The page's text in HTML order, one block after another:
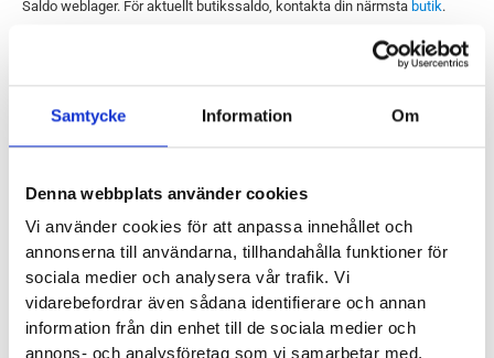
Samtycke Information Om
Denna webbplats använder cookies
Vi använder cookies för att anpassa innehållet och
annonserna till användarna, tillhandahålla funktioner för
sociala medier och analysera vår trafik. Vi
vidarebefordrar även sådana identifierare och annan
information från din enhet till de sociala medier och
annons- och analysföretag som vi samarbetar med.
Saldo weblager. För aktuellt butikssaldo, kontakta din närmsta butik.
Produktegenskaper
utfällbara broddar. Ett lysande alternativ till vintern för att
både hålla värmen och enkelt få grepp när halkan slår till.
Ovandelen på Eskimo Drayton är tillverkad av ett vattentätt
softshell material som ger låg vikt, på insidan sitter ullfoder
som ger dina fötter en varmt och ombonad känsla. Den här
känga är rymlig och enkel att kliva i. Du har två dragkedjor, en